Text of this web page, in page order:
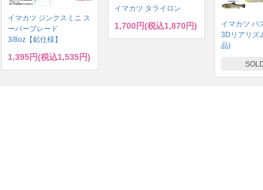
イマカツ ジンクスミニ ス
ーパーブレード
3/8oz【鉛仕様】
1,395円(税込1,535円)
イマカツ タライロン
1,700円(税込1,870円)
イマカツ バ
3Dリアリズ
品)